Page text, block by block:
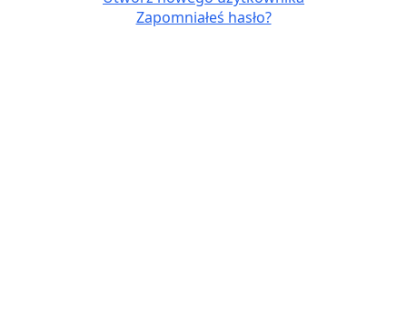
Zapomniałeś hasło?